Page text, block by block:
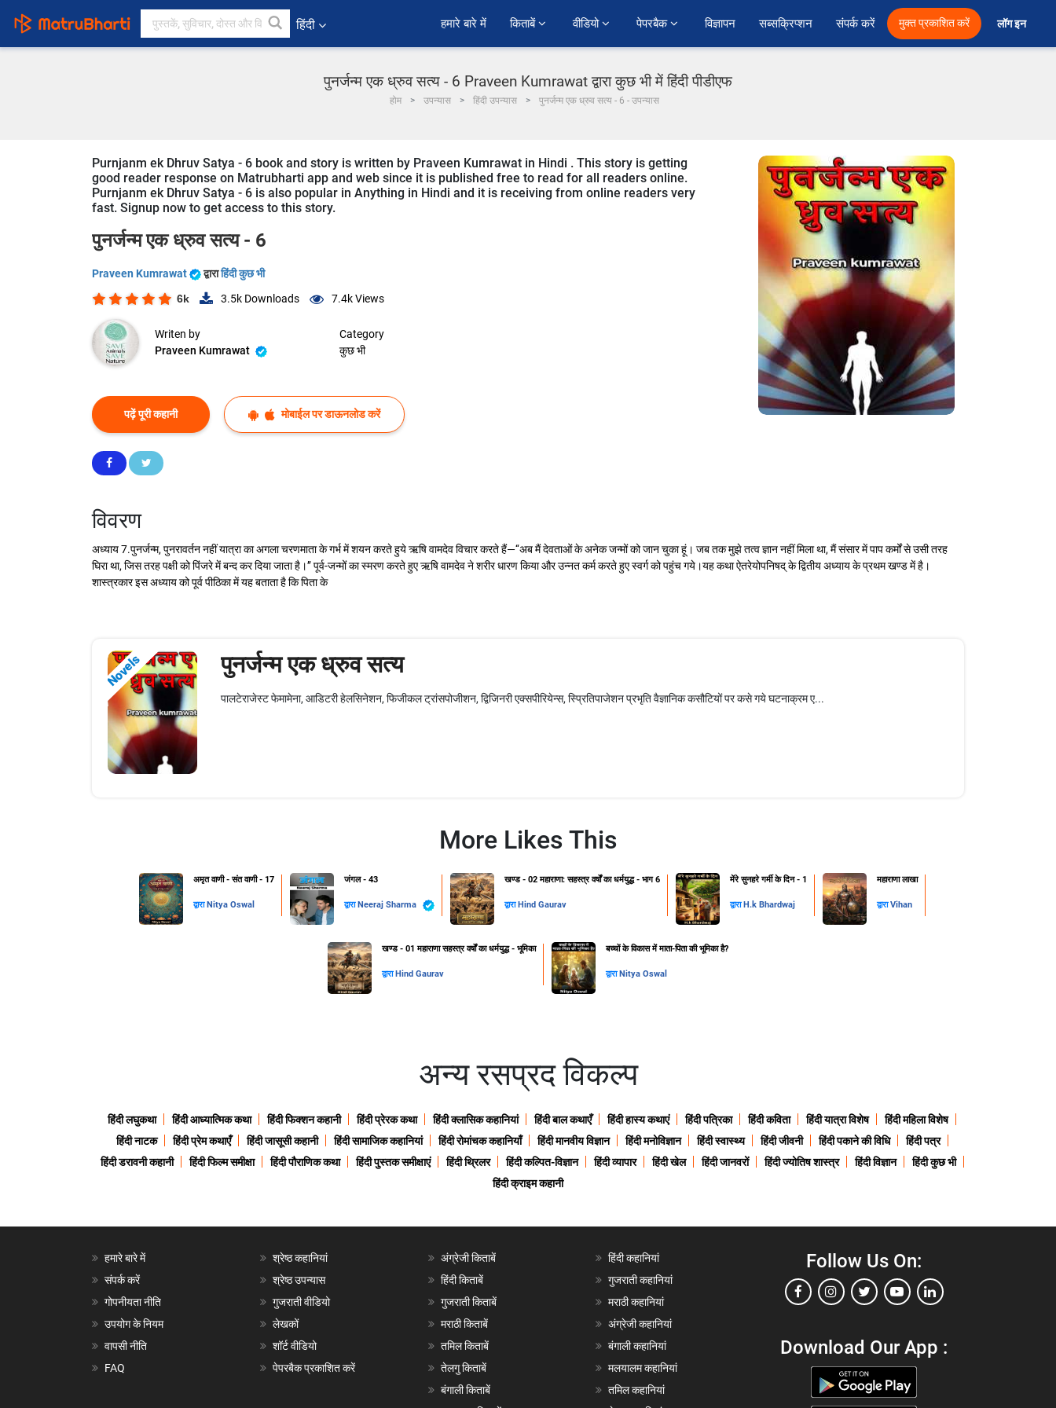
हिंदी हमारे बारे में किताबें वीडियो पेपरबैक विज्ञापन सब्सक्रिप्शन संपर्क करें मुक्त प्रकाशित करें लॉग इन
पुनर्जन्म एक ध्रुव सत्य - 6 Praveen Kumrawat द्वारा कुछ भी में हिंदी पीडीएफ
होम उपन्यास हिंदी उपन्यास पुनर्जन्म एक ध्रुव सत्य - 6 - उपन्यास
Purnjanm ek Dhruv Satya - 6 book and story is written by Praveen Kumrawat in Hindi . This story is getting
good reader response on Matrubharti app and web since it is published free to read for all readers online.
Purnjanm ek Dhruv Satya - 6 is also popular in Anything in Hindi and it is receiving from online readers very
fast. Signup now to get access to this story.
पुनर्जन्म एक ध्रुव सत्य - 6
Praveen Kumrawat द्वाराहिंदी कुछ भी
6k 3.5k Downloads 7.4kViews
Writen by
Praveen Kumrawat
Category
कुछ भी
पढ़ें पूरी कहानी मोबाईल पर डाऊनलोड करें
विवरण
अध्याय 7.पुनर्जन्म, पुनरावर्तन नहीं यात्रा का अगला चरणमाता के गर्भ में शयन करते हुये ऋषि वामदेव विचार करते हैं—‘‘अब मैं देवताओं के अनेक जन्मों को जान चुका हूं। जब तक मुझे तत्व ज्ञान नहीं मिला था, मैं संसार में पाप कर्मों से उसी तरह
घिरा था, जिस तरह पक्षी को पिंजरे में बन्द कर दिया जाता है।’’ पूर्व-जन्मों का स्मरण करते हुए ऋषि वामदेव ने शरीर धारण किया और उन्नत कर्म करते हुए स्वर्ग को पहुंच गये।यह कथा ऐतरेयोपनिषद् के द्वितीय अध्याय के प्रथम खण्ड में है।
शास्त्रकार इस अध्याय को पूर्व पीठिका में यह बताता है कि पिता के
Novels पुनर्जन्म एक ध्रुव सत्य
पालटेराजेस्ट फेमामेना, आडिटरी हेलसिनेशन, फिजीकल ट्रांसपोजीशन, द्विजिनरी एक्सपीरियेन्स, स्प्रितिपाजेशन प्रभृति वैज्ञानिक कसौटियों पर कसे गये घटनाक्रम ए...
More Likes This
अमृत वाणी - संत वाणी - 17
द्वारा Nitya Oswal
जंगल - 43
द्वारा Neeraj Sharma
खण्ड - 02 महाराणा: सहस्त्र वर्षों का धर्मयुद्ध - भाग 6
द्वारा Hind Gaurav
मेंरे सुनहरे गर्मी के दिन - 1
द्वारा H.k Bhardwaj
महाराणा लाखा
द्वाराVihan
खण्ड - 01 महाराणा सहस्त्र वर्षों का धर्मयुद्ध - भूमिका
द्वारा Hind Gaurav
बच्चों के विकास में माता-पिता की भूमिका है?
द्वारा Nitya Oswal
अन्य रसप्रद विकल्प
हिंदी लघुकथा हिंदी आध्यात्मिक कथा हिंदी फिक्शन कहानी हिंदी प्रेरक कथा हिंदी क्लासिक कहानियां हिंदी बाल कथाएँ हिंदी हास्य कथाएं हिंदी पत्रिका हिंदी कविता हिंदी यात्रा विशेष
हिंदी महिला विशेष
हिंदी नाटक
हिंदी प्रेम कथाएँ हिंदी जासूसी कहानी हिंदी सामाजिक कहानियां हिंदी रोमांचक कहानियाँ हिंदी मानवीय विज्ञान हिंदी मनोविज्ञान हिंदी स्वास्थ्य हिंदी जीवनी हिंदी पकाने की विधि
हिंदी पत्र
हिंदी डरावनी कहानी
हिंदी फिल्म समीक्षा हिंदी पौराणिक कथा हिंदी पुस्तक समीक्षाएं हिंदी थ्रिलर हिंदी कल्पित-विज्ञान हिंदी व्यापार हिंदी खेल हिंदी जानवरों हिंदी ज्योतिष शास्त्र हिंदी विज्ञान
हिंदी कुछ भी
हिंदी क्राइम कहानी
हमारे बारे में
संपर्क करें
गोपनीयता नीति
उपयोग के नियम
वापसी नीति
FAQ
श्रेष्ठ कहानियां
श्रेष्ठ उपन्यास
गुजराती वीडियो
लेखकों
शॉर्ट वीडियो
पेपरबैक प्रकाशित करें
अंग्रेजी किताबें
हिंदी किताबें
गुजराती किताबें
मराठी किताबें
तमिल किताबें
तेलगु किताबें
बंगाली किताबें
हिंदी कहानियां
गुजराती कहानियां
मराठी कहानियां
अंग्रेजी कहानियां
बंगाली कहानियां
मलयालम कहानियां
तमिल कहानियां
Follow Us On:
Download Our App :